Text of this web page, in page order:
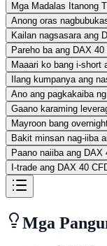
Mga Madalas Itanong
Anong oras
Kailan nagsasara ang
Pareho ba ang DAX
Maaari ko bang i-short
Ilang kumpanya ang
Ano ang pagkakaiba
Gaano karaming
Mayroon bang
Bakit minsan nag-iiba
Paano naiiba ang
I-trade ang DAX 40
Mga